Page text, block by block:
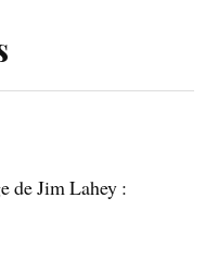
de Jim Lahey :